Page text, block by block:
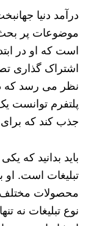
درآمد دنیا
موضوعات پر
است که او در
اشتراک گذاری
نظر می رسد که
پلتفرم توانست
جذب کند که برای
باید بدانید که
تبلیغات است. او
محصولات مختلف
نوع تبلیغات نه